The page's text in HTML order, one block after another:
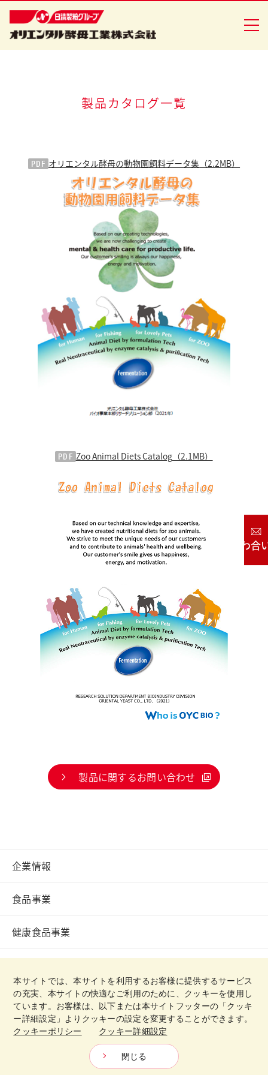
お問い合わせ
English
日清製粉グループ
健康食品事業
イースト研究室
ニュースリリース
製品カタログ一覧
PDF オリエンタル酵母の動物園飼料データ集 （2.2MB）
PDF Zoo Animal Diets Catalog（2.1MB）
製品に関するお問い合わせ
企業情報
食品事業
健康食品事業
CSR活動
Copyright © Oriental Yeast Co., ltd. All Rights Reserved.
本サイトでは、本サイトを利用するお客様に提供するサービス
の充実、本サイトの快適なご利用のために、クッキーを使用し
ています。お客様は、以下または本サイトフッターの「クッキ
ー詳細設定」よりクッキーの設定を変更することができます。
クッキーポリシー
クッキー詳細設定
閉じる